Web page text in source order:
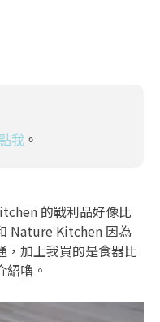
我 。
的戰利品好像比
Nature Kitchen 因為
，加上我買的是食器比
嚕。